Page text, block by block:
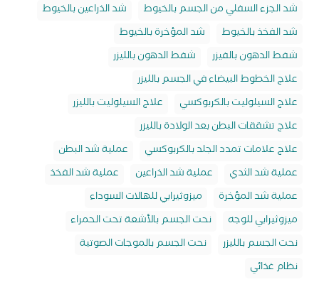
شد الجزء السفلي من الجسم بالخيوط
شد الذراعين بالخيوط
شد الفخذ بالخيوط
شد المؤخرة بالخيوط
شفط الدهون بالفيزر
شفط الدهون بالليزر
علاج الخطوط البيضاء في الجسم بالليزر
علاج السيلوليت بالكربوكسي
علاج السيلوليت بالليزر
علاج تشققات البطن بعد الولادة بالليزر
علاج علامات تمدد الجلد بالكربوكسي
عملية شد البطن
عملية شد الثدي
عملية شد الذراعين
عملية شد الفخذ
عملية شد المؤخرة
ميزوثيرابي للهالات السوداء
ميزوثيرابي للوجه
نحت الجسم بالأشعة تحت الحمراء
نحت الجسم بالليزر
نحت الجسم بالموجات الصوتية
نظام غذائي